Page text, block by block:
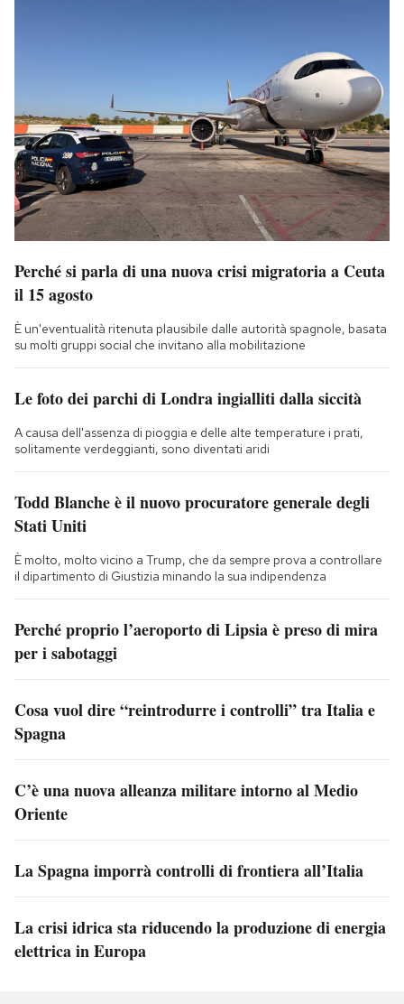
Perché si parla di una nuova crisi migratoria a Ceuta
il 15 agosto
È un'eventualità ritenuta plausibile dalle autorità spagnole, basata
su molti gruppi social che invitano alla mobilitazione
Le foto dei parchi di Londra ingialliti dalla siccità
A causa dell'assenza di pioggia e delle alte temperature i prati,
solitamente verdeggianti, sono diventati aridi
Todd Blanche è il nuovo procuratore generale degli
Stati Uniti
È molto, molto vicino a Trump, che da sempre prova a controllare
il dipartimento di Giustizia minando la sua indipendenza
Perché proprio l’aeroporto di Lipsia è preso di mira
per i sabotaggi
Cosa vuol dire “reintrodurre i controlli” tra Italia e
Spagna
C’è una nuova alleanza militare intorno al Medio
Oriente
La Spagna imporrà controlli di frontiera all’Italia
La crisi idrica sta riducendo la produzione di energia
elettrica in Europa